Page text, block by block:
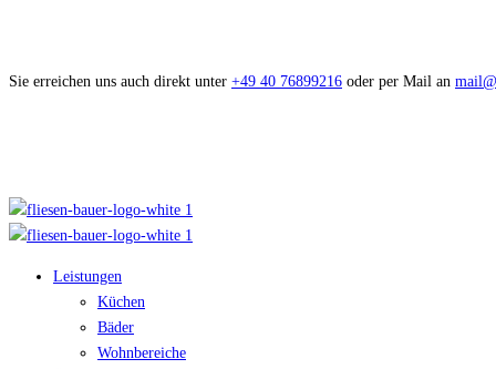
Sie erreichen uns auch direkt unter +49 40 76899216 oder per Mail an
Leistungen
Küchen
Bäder
Wohnbereiche